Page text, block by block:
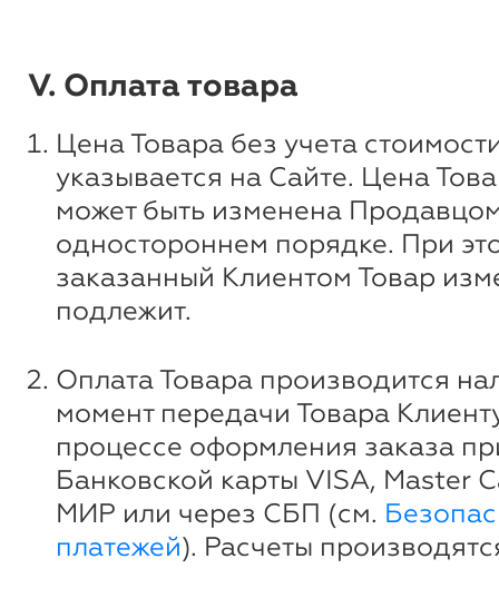
V. Оплата товара
Цена Товара без учета
указывается на Сайте. Цена
может быть изменена
одностороннем порядке. При
заказанный Клиентом Товар
подлежит.
Оплата Товара производится
момент передачи Товара
процессе оформления заказа
Банковской карты VISA, Master
МИР или через СБП (см.
платежей). Расчеты